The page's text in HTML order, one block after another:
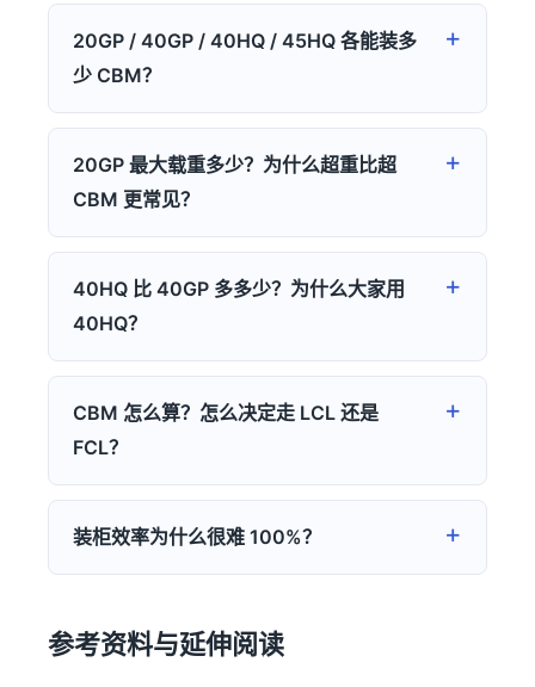
20GP / 40GP / 40HQ / 45HQ 各能装多
少 CBM？
20GP 最大载重多少？为什么超重比超
CBM 更常见？
40HQ 比 40GP 多多少？为什么大家用
40HQ？
CBM 怎么算？怎么决定走 LCL 还是
FCL？
装柜效率为什么很难 100%？
参考资料与延伸阅读